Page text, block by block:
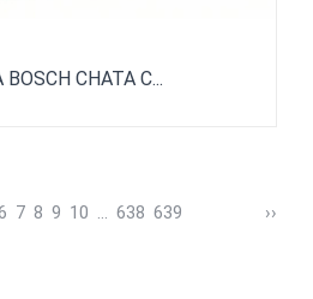
CHATA C...
7 8 9 10 ... 638 639 ››